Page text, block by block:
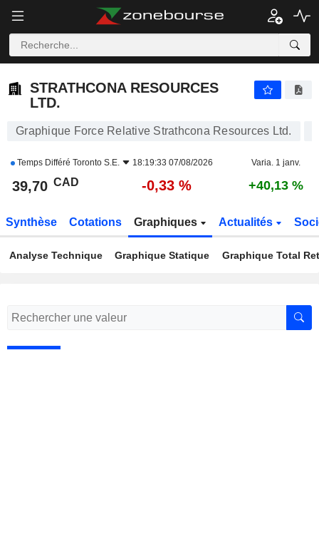
STRATHCONA RESOURCES
LTD.
Graphique Force Relative Strathcona Resources Ltd.
Temps Différé Toronto S.E. 18:19:33 07/08/2026 Varia. 1 janv.
39,70 CAD -0,33 % +40,13 %
Synthèse Cotations Graphiques Actualités
Analyse Technique Graphique Statique Graphique Total